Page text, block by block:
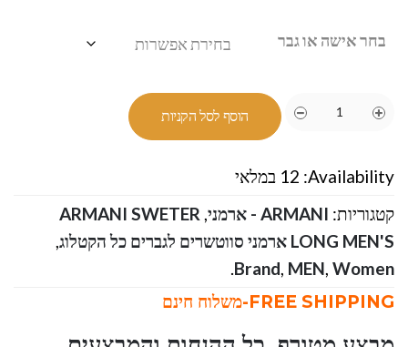
בחר אישה או גבר
הוסף לסל הקניות
Availability: 12 במלאי
קטגוריות: ARMANI - ארמני ,
ARMANI SWETER
LONG MEN'S ארמני סווטשרים לגברים כל הקטלוג
,
Brand, MEN, Women
.
FREE SHIPPING-משלוח חינם